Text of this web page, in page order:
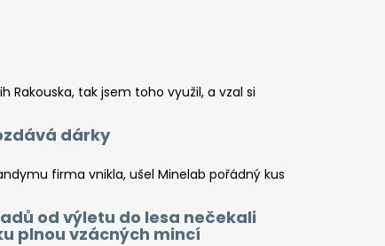
Rakouska, tak jsem toho využil, a vzal si
dárky
firma vnikla, ušel Minelab pořádný kus
od výletu do lesa nečekali
plnou vzácných mincí